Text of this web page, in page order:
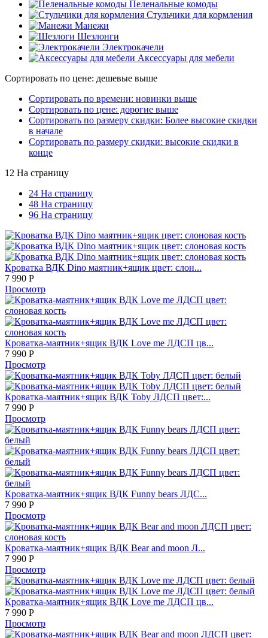
Пеленальные комоды
Стульчики для кормления
Манежи
Шезлонги
Электрокачели
Аксессуары для мебели
Сортировать по цене: дешевые выше
Сортировать по времени: новинки выше
Сортировать по цене: дорогие выше
Сортировать по размеру скидки: Более высокие скидки
в начале
Сортировать по размеру скидки: высокие скидки в
конце
12 На страницу
24 На страницу
48 На страницу
96 На страницу
Кроватка ВДК Dino маятник+ящик цвет: слон...
7 990 Р
Просмотр
Кроватка-маятник+ящик ВДК Love me ЛДСП цв...
7 990 Р
Просмотр
Кроватка-маятник+ящик ВДК Toby ЛДСП цвет:...
7 990 Р
Просмотр
Кроватка-маятник+ящик ВДК Funny bears ЛДС...
7 990 Р
Просмотр
Кроватка-маятник+ящик ВДК Bear and moon Л...
7 990 Р
Просмотр
Кроватка-маятник+ящик ВДК Love me ЛДСП цв...
7 990 Р
Просмотр